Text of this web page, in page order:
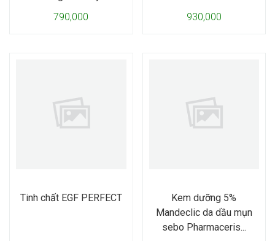
790,000
930,000
Tinh chất EGF PERFECT
Kem dưỡng 5%
Mandeclic da dầu mụn
sebo Pharmaceris...